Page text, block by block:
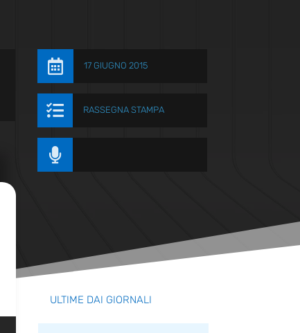
 17 GIUGNO 2015
 RASSEGNA STAMPA

ULTIME DAI GIORNALI